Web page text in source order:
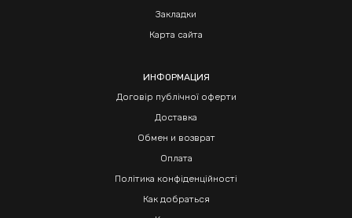
Закладки
Карта сайта
ИНФОРМАЦИЯ
Договір публічної оферти
Доставка
Обмен и возврат
Оплата
Політика конфіденційності
Как добраться